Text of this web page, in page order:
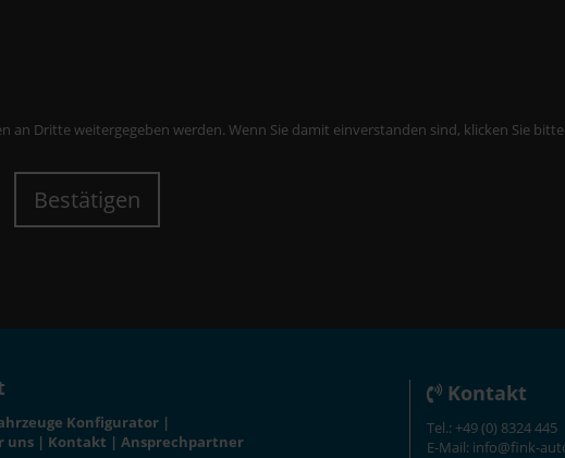
an Dritte weitergegeben werden. Wenn Sie damit einverstanden sind, klicken Sie
Bestätigen
Konfigurator |
uns | Kontakt |Ansprechpartner
Kontakt
Tel.: +49 (0) 8324 445
E-Mail: info@fink-